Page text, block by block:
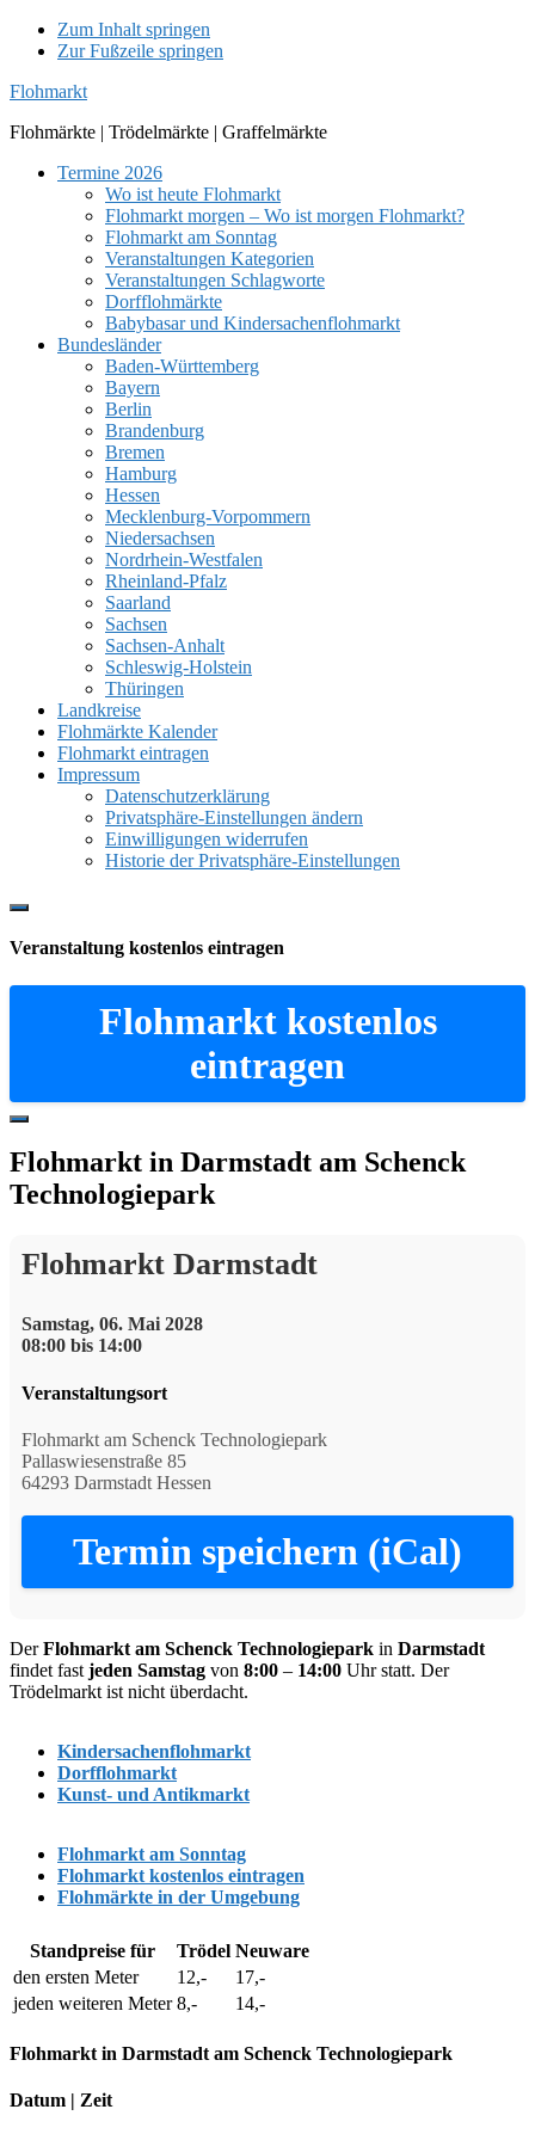
Zum Inhalt springen
Zur Fußzeile springen
Flohmarkt
Flohmärkte | Trödelmärkte | Graffelmärkte
Termine 2026
Wo ist heute Flohmarkt
Flohmarkt morgen – Wo ist morgen Flohmarkt?
Flohmarkt am Sonntag
Veranstaltungen Kategorien
Veranstaltungen Schlagworte
Dorfflohmärkte
Babybasar und Kindersachenflohmarkt
Bundesländer
Baden-Württemberg
Bayern
Berlin
Brandenburg
Bremen
Hamburg
Hessen
Mecklenburg-Vorpommern
Niedersachsen
Nordrhein-Westfalen
Rheinland-Pfalz
Saarland
Sachsen
Sachsen-Anhalt
Schleswig-Holstein
Thüringen
Landkreise
Flohmärkte Kalender
Flohmarkt eintragen
Impressum
Datenschutzerklärung
Privatsphäre-Einstellungen ändern
Einwilligungen widerrufen
Historie der Privatsphäre-Einstellungen
Show
Content
Veranstaltung kostenlos eintragen
Flohmarkt kostenlos
eintragen
Hide
Content
Flohmarkt in Darmstadt am Schenck
Technologiepark
Flohmarkt Darmstadt
Samstag, 06. Mai 2028
08:00 bis 14:00
Veranstaltungsort
Flohmarkt am Schenck Technologiepark
Pallaswiesenstraße 85
64293 Darmstadt Hessen
Termin speichern (iCal)
DerFlohmarkt am Schenck Technologiepark in Darmstadt
findet fast jeden Samstag von 8:00 – 14:00 Uhr statt. Der
Trödelmarkt ist nicht überdacht.
Kindersachenflohmarkt
Dorfflohmarkt
Kunst- und Antikmarkt
Flohmarkt am Sonntag
Flohmarkt kostenlos eintragen
Flohmärkte in der Umgebung
Standpreise für Trödel Neuware
den ersten Meter
12,-
17,-
jeden weiteren Meter 8,- 14,-
Flohmarkt in Darmstadt am Schenck Technologiepark
Datum | Zeit